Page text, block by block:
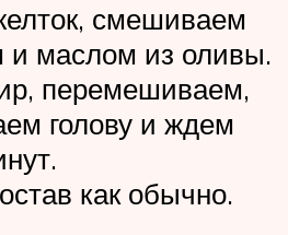
смешиваем
и маслом из оливы.
перемешиваем,
голову и ждем
как обычно.